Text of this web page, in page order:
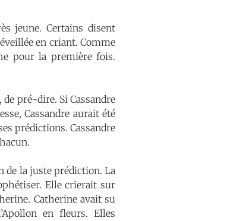
jeune. Certains disent
en criant. Comme
pour la première fois.
de pré-dire. Si Cassandre
Cassandre aurait été
prédictions. Cassandre
de la juste prédiction. La
Elle crierait sur
Catherine avait su
en fleurs. Elles